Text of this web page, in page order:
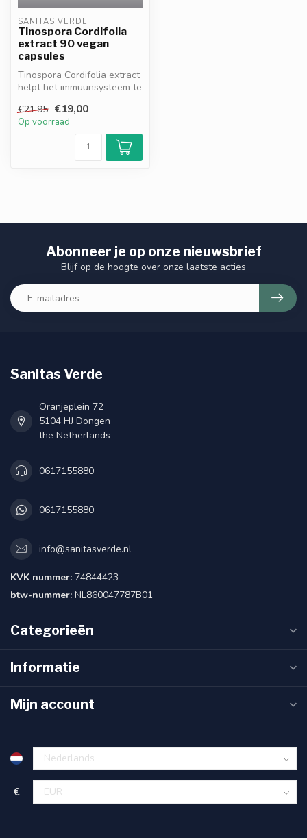
SANITAS VERDE
Tinospora Cordifolia
extract 90 vegan
capsules
Tinospora Cordifolia extract
helpt het immuunsysteem te
€21,95 €19,00
Op voorraad
Abonneer je op onze nieuwsbrief
Blijf op de hoogte over onze laatste acties
Sanitas Verde
Oranjeplein 72
5104 HJ Dongen
the Netherlands
0617155880
0617155880
info@sanitasverde.nl
KVK nummer: 74844423
btw-nummer: NL860047787B01
Categorieën
Informatie
Mijn account
€